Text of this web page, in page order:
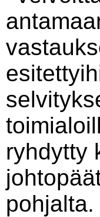
ryhdytty
pohjalta.